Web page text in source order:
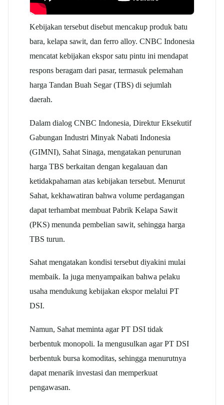
Kebijakan tersebut disebut mencakup produk batu
bara, kelapa sawit, dan ferro alloy. CNBC Indonesia
mencatat kebijakan ekspor satu pintu ini mendapat
respons beragam dari pasar, termasuk pelemahan
harga Tandan Buah Segar (TBS) di sejumlah
daerah.
Dalam dialog CNBC Indonesia, Direktur Eksekutif
Gabungan Industri Minyak Nabati Indonesia
(GIMNI), Sahat Sinaga, mengatakan penurunan
harga TBS berkaitan dengan kegalauan dan
ketidakpahaman atas kebijakan tersebut. Menurut
Sahat, kekhawatiran bahwa volume perdagangan
dapat terhambat membuat Pabrik Kelapa Sawit
(PKS) menunda pembelian sawit, sehingga harga
TBS turun.
Sahat mengatakan kondisi tersebut diyakini mulai
membaik. Ia juga menyampaikan bahwa pelaku
usaha mendukung kebijakan ekspor melalui PT
DSI.
Namun, Sahat meminta agar PT DSI tidak
berbentuk monopoli. Ia mengusulkan agar PT DSI
berbentuk bursa komoditas, sehingga menurutnya
dapat menarik investasi dan memperkuat
pengawasan.